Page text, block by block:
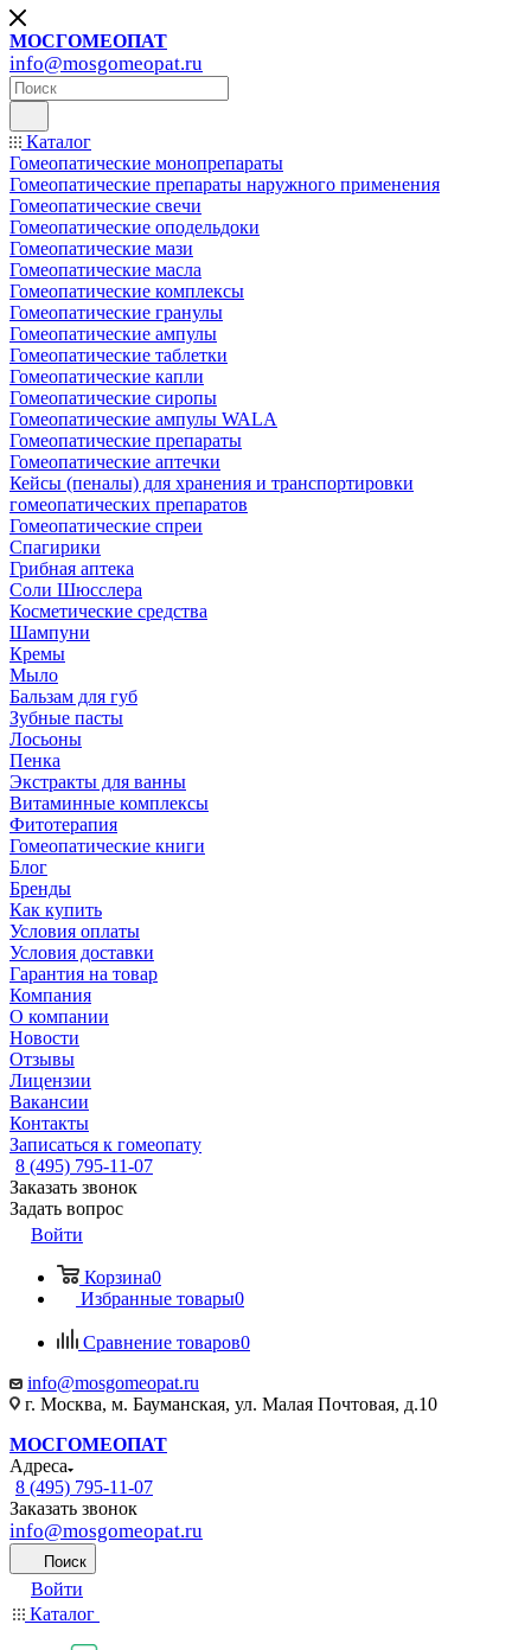
МОСГОМЕОПАТ
info@mosgomeopat.ru
Каталог
Гомеопатические монопрепараты
Гомеопатические препараты наружного применения
Гомеопатические свечи
Гомеопатические оподельдоки
Гомеопатические мази
Гомеопатические масла
Гомеопатические комплексы
Гомеопатические гранулы
Гомеопатические ампулы
Гомеопатические таблетки
Гомеопатические капли
Гомеопатические сиропы
Гомеопатические ампулы WALA
Гомеопатические препараты
Гомеопатические аптечки
Кейсы (пеналы) для хранения и транспортировки
гомеопатических препаратов
Гомеопатические спреи
Спагирики
Грибная аптека
Соли Шюсслера
Косметические средства
Шампуни
Кремы
Мыло
Бальзам для губ
Зубные пасты
Лосьоны
Пенка
Экстракты для ванны
Витаминные комплексы
Фитотерапия
Гомеопатические книги
Блог
Бренды
Как купить
Условия оплаты
Условия доставки
Гарантия на товар
Компания
О компании
Новости
Отзывы
Лицензии
Вакансии
Контакты
Записаться к гомеопату
8 (495) 795-11-07
Заказать звонок
Задать вопрос
Войти
Корзина0
Избранные товары0
Сравнение товаров0
info@mosgomeopat.ru
г. Москва, м. Бауманская, ул. Малая Почтовая, д.10
МОСГОМЕОПАТ
Адреса
8 (495) 795-11-07
Заказать звонок
info@mosgomeopat.ru
Поиск
Войти
Каталог